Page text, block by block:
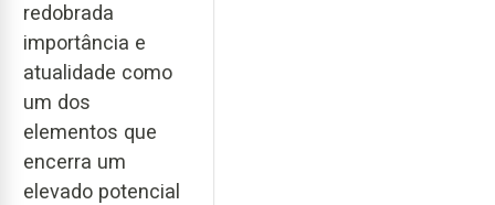
redobrada
importância e
atualidade como
um dos
elementos que
encerra um
elevado potencial